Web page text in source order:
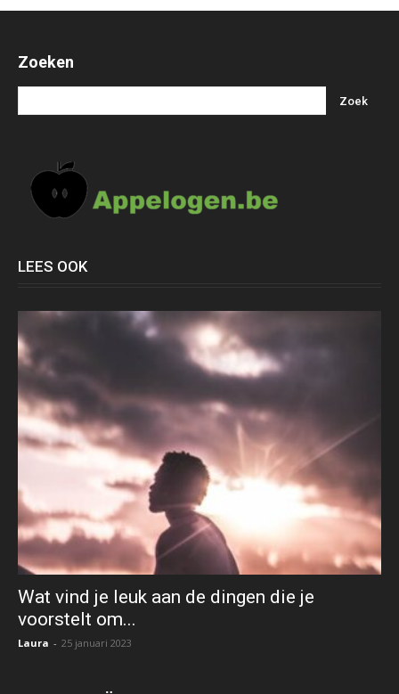
Zoeken
LEES OOK
Wat vind je leuk aan de dingen die je
voorstelt om...
Laura - 25 januari 2023